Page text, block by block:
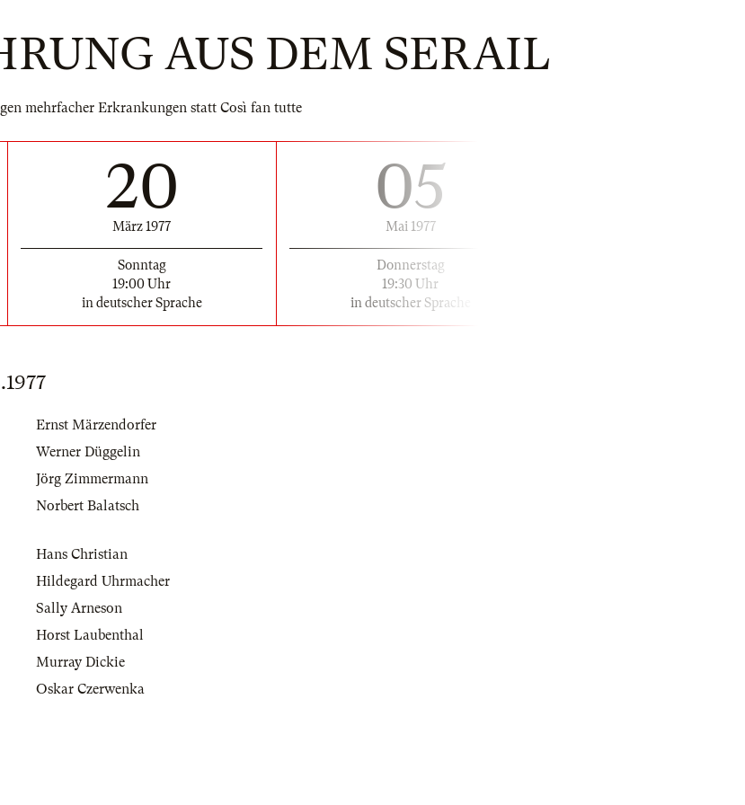
AUS DEM SERAIL
mehrfacher Erkrankungen statt Così fan tutte
20
März 1977
Sonntag
19:00 Uhr
in deutscher Sprache
05
Mai 1977
Donnerstag
19:30 Uhr
in deutscher Sprache
Ernst Märzendorfer
Werner Düggelin
Jörg Zimmermann
Norbert Balatsch
Hans Christian
Hildegard Uhrmacher
Sally Arneson
Horst Laubenthal
Murray Dickie
Oskar Czerwenka